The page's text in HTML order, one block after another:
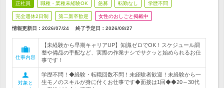
正社員 職種・業種未経験OK 急募 転勤なし 学歴不問
完全週休2日制 第二新卒歓迎 女性のおしごと掲載中
情報更新日：2026/07/24 終了予定日： 2026/08/27
仕事内容
【未経験から早期キャリアUP】知識ゼロでOK！スケジュール調
整や備品の手配など、実際の作業ナシでサクッと始められるお仕
事です！
対象と
学歴不問！◆経験・転職回数不問！未経験者歓迎！未経験から一
生モノのスキルが身に付くお仕事です◆面接は1回◆◆20～30代